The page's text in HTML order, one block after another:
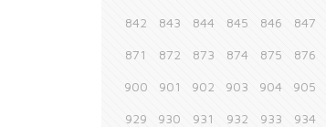
842 843 844 845 846 847
871 872 873 874 875 876
900 901 902 903 904 905
929 930 931 932 933 934